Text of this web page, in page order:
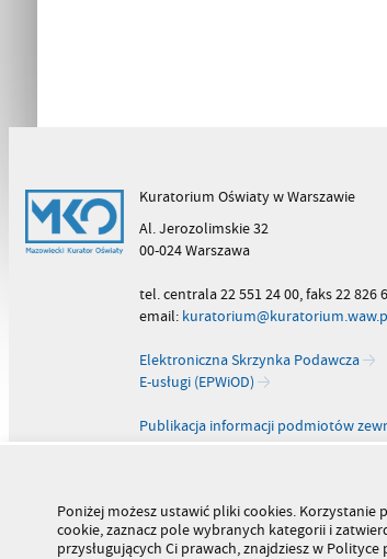
Kuratorium Oświaty w Warszawie
Al. Jerozolimskie 32
00-024 Warszawa
tel. centrala 22 551 24 00, faks 22 826
email:
Elektroniczna Skrzynka Podawcza
E-usługi (EPWiOD)
Publikacja informacji podmiotów
Poniżej możesz ustawić pliki cookies.
cookie, zaznacz pole wybranych kategorii i
przysługujących Ci prawach, znajdziesz w